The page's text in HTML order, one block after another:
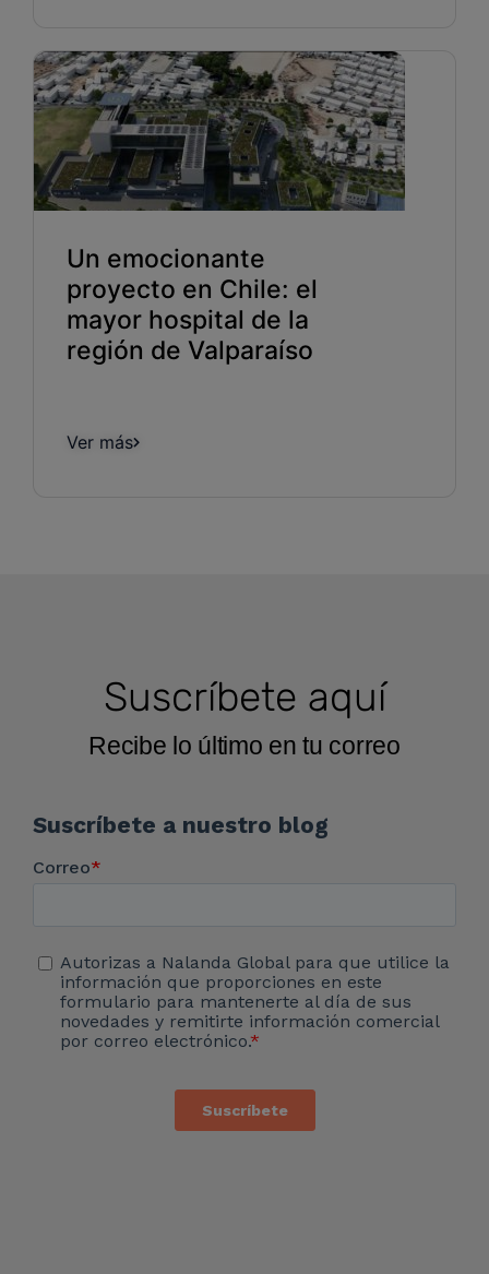
Un emocionante
proyecto en Chile: el
mayor hospital de la
región de Valparaíso
Ver más
Suscríbete aquí
Recibe lo último en tu correo